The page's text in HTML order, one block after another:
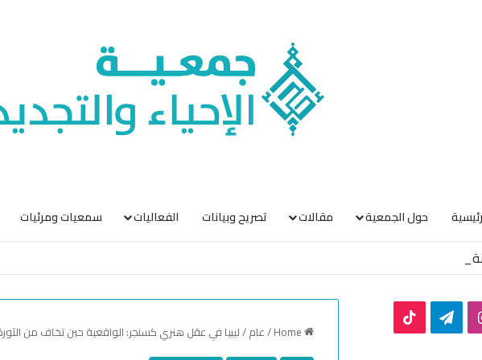
حول الجمعية مقالات تصريح وبيانات الفعاليات سمعيات ومرئيات
عدالة غائبة؟
/عام/ليبيا في عقل هنري كسنجر: الواقعية حين تخاف من
Instagram
Telegram